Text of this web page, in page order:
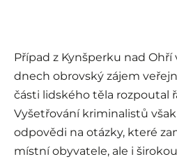
Případ z Kynšperku nad
dnech obrovský zájem
části lidského těla rozpoutal
Vyšetřování kriminalistů
odpovědi na otázky, které
místní obyvatele, ale i